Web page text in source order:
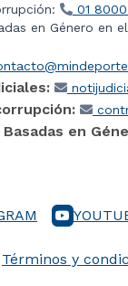
01
en Género en
en
Términos y